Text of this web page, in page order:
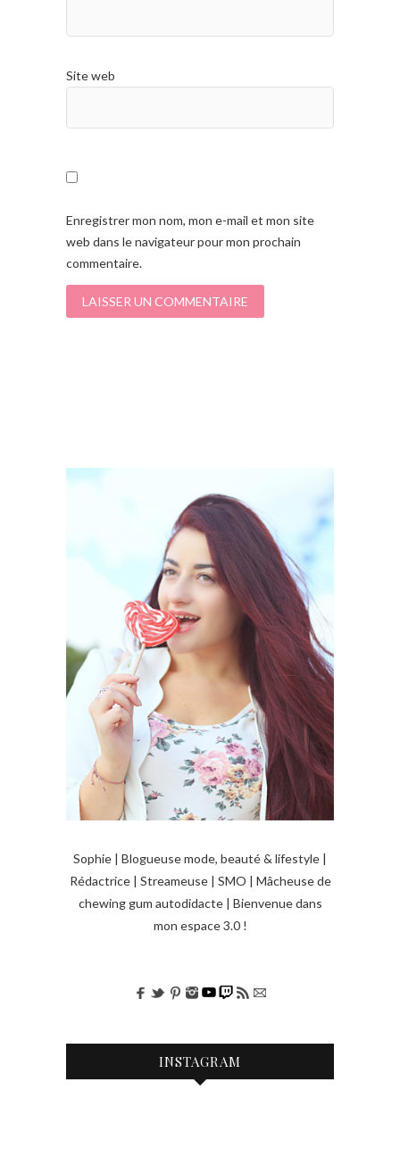
Site web
Enregistrer mon nom, mon e-mail et mon site
web dans le navigateur pour mon prochain
commentaire.
Sophie | Blogueuse mode, beauté & lifestyle |
Rédactrice | Streameuse | SMO | Mâcheuse de
chewing gum autodidacte | Bienvenue dans
mon espace 3.0 !
INSTAGRAM